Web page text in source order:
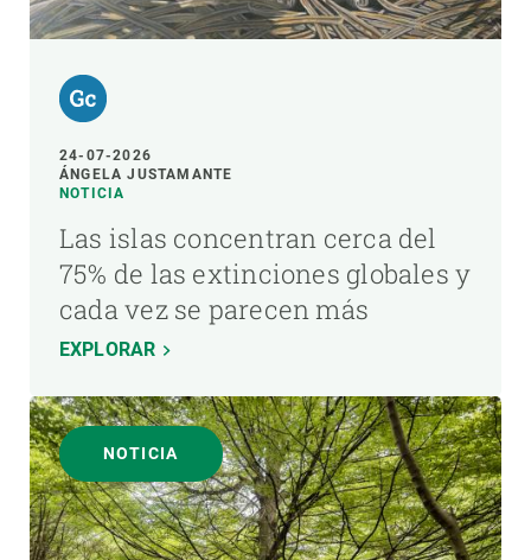
24-07-2026
ÁNGELA JUSTAMANTE
NOTICIA
Las islas concentran cerca del
75% de las extinciones globales y
cada vez se parecen más
EXPLORAR
NOTICIA